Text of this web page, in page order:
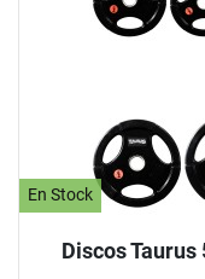
En Stock
Discos